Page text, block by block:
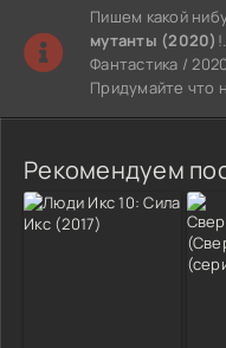
Пишем какой
мутанты (2020)
Фантастика /
Придумайте что
Рекомендуем